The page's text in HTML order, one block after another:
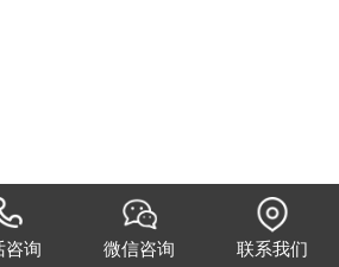
咨询 微信咨询 联系我们